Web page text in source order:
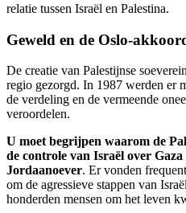
relatie tussen Israël en Palestina.
Geweld en de Oslo-
De creatie van Palestijnse
regio gezorgd. In 1987 werden er
de verdeling en de vermeende
veroordelen.
U moet begrijpen waarom de
de controle van Israël over Gaza
Jordaanoever. Er vonden
om de agressieve stappen van
honderden mensen om het leven